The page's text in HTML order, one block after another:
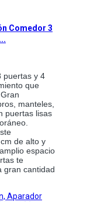
Comedor 3
puertas y 4
que
manteles,
puertas lisas
de alto y
espacio
te
gran cantidad